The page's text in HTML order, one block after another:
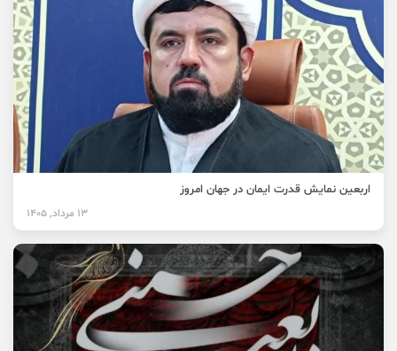
اربعین نمایش قدرت ایمان در جهان امروز
13 مرداد, 1405